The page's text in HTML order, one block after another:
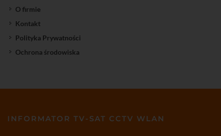
O firmie
Kontakt
Polityka Prywatności
Ochrona środowiska
INFORMATOR TV-SAT CCTV WLAN